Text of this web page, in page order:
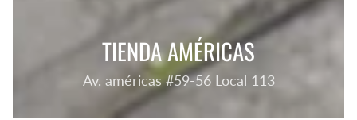
TIENDA AMÉRICAS
Av. américas #59-56 Local 113